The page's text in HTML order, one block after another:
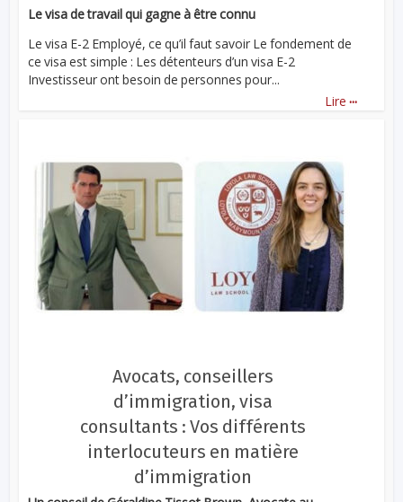
Le visa de travail qui gagne à être connu
Le visa E-2 Employé, ce qu’il faut savoir Le fondement de
ce visa est simple : Les détenteurs d’un visa E-2
Investisseur ont besoin de personnes pour...
Lire ...
Avocats, conseillers
d’immigration, visa
consultants : Vos différents
interlocuteurs en matière
d’immigration